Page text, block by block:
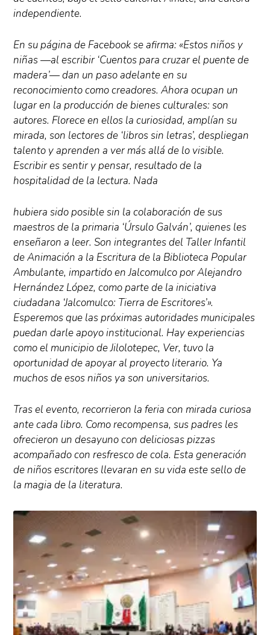
independiente.
En su página de Facebook se afirma: «Estos niños y
niñas —al escribir ‘Cuentos para cruzar el puente de
madera’— dan un paso adelante en su
reconocimiento como creadores. Ahora ocupan un
lugar en la producción de bienes culturales: son
autores. Florece en ellos la curiosidad, amplían su
mirada, son lectores de ‘libros sin letras’, despliegan
talento y aprenden a ver más allá de lo visible.
Escribir es sentir y pensar, resultado de la
hospitalidad de la lectura. Nada
hubiera sido posible sin la colaboración de sus
maestros de la primaria ‘Úrsulo Galván’, quienes les
enseñaron a leer. Son integrantes del Taller Infantil
de Animación a la Escritura de la Biblioteca Popular
Ambulante, impartido en Jalcomulco por Alejandro
Hernández López, como parte de la iniciativa
ciudadana ‘Jalcomulco: Tierra de Escritores’».
Esperemos que las próximas autoridades municipales
puedan darle apoyo institucional. Hay experiencias
como el municipio de Jilolotepec, Ver, tuvo la
oportunidad de apoyar al proyecto literario. Ya
muchos de esos niños ya son universitarios.
Tras el evento, recorrieron la feria con mirada curiosa
ante cada libro. Como recompensa, sus padres les
ofrecieron un desayuno con deliciosas pizzas
acompañado con resfresco de cola. Esta generación
de niños escritores llevaran en su vida este sello de
la magia de la literatura.